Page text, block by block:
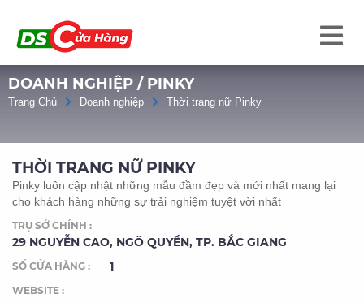
DOANH NGHIỆP / PINKY
Trang Chủ Doanh nghiệp Thời trang nữ Pinky
THỜI TRANG NỮ PINKY
Pinky luôn cập nhật những mẫu đầm đẹp và mới nhất mang lại
cho khách hàng những sự trải nghiệm tuyệt vời nhất
TRỤ SỞ CHÍNH :
29 NGUYỄN CAO, NGÔ QUYỀN, TP. BẮC GIANG
SỐ CỬA HÀNG : 1
WEBSITE :